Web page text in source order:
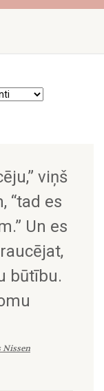
viņš
“tad es
Un es
būtību.
Nissen